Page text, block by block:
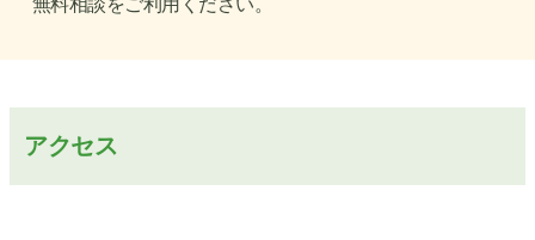
無料相談をご利用ください。
アクセス